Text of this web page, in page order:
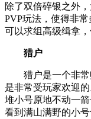
除了双倍碎银之外
PVP玩法，使得非
可以求组高级缉拿
猎户
猎户是一个非
是非常受玩家欢迎
堆小号原地不动一
看到满山满野的小号